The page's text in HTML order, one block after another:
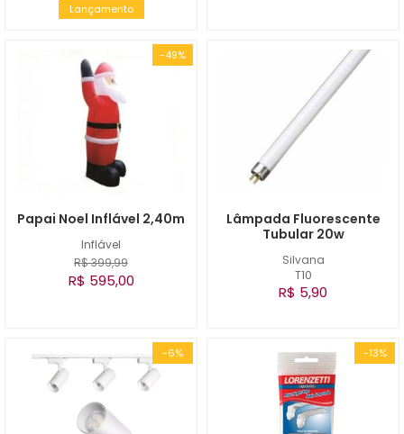
Lançamento
-49%
Inflável
Papai Noel Inflável 2,40m
R$ 399,99
R$ 595,00
Silvana
T10
Lâmpada Fluorescente
Tubular 20w
R$ 5,90
-6% -13%